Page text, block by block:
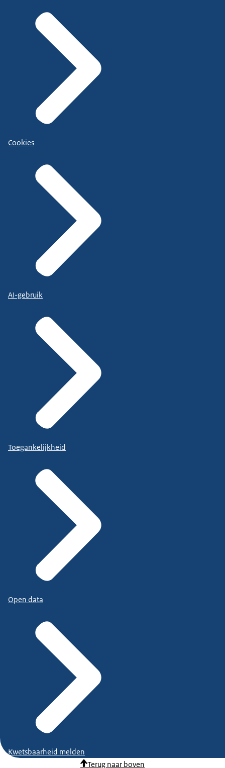
Cookies
AI-gebruik
Toegankelijkheid
Open data
Kwetsbaarheid melden
Terug naar boven